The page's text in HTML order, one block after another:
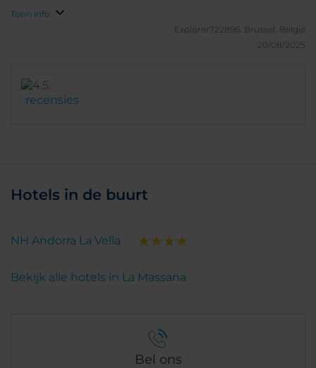
Toon info
Explorer722896. Brussel, België
20/08/2025
recensies
Hotels in de buurt
NH Andorra La Vella
Bekijk alle hotels in La Massana
Bel ons